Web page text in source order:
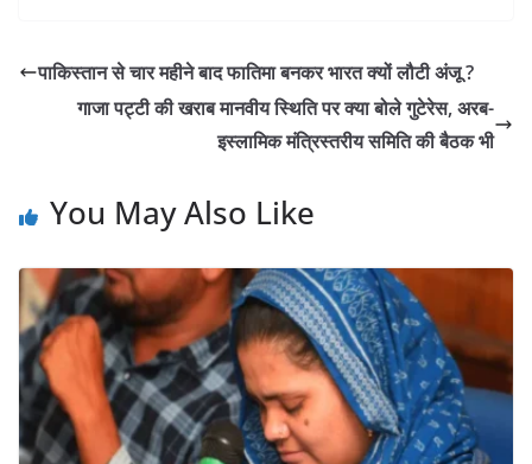
पाकिस्तान से चार महीने बाद फातिमा बनकर भारत क्यों लौटी अंजू ?
गाजा पट्टी की खराब मानवीय स्थिति पर क्या बोले गुटेरेस, अरब-
इस्लामिक मंत्रिस्तरीय समिति की बैठक भी
You May Also Like